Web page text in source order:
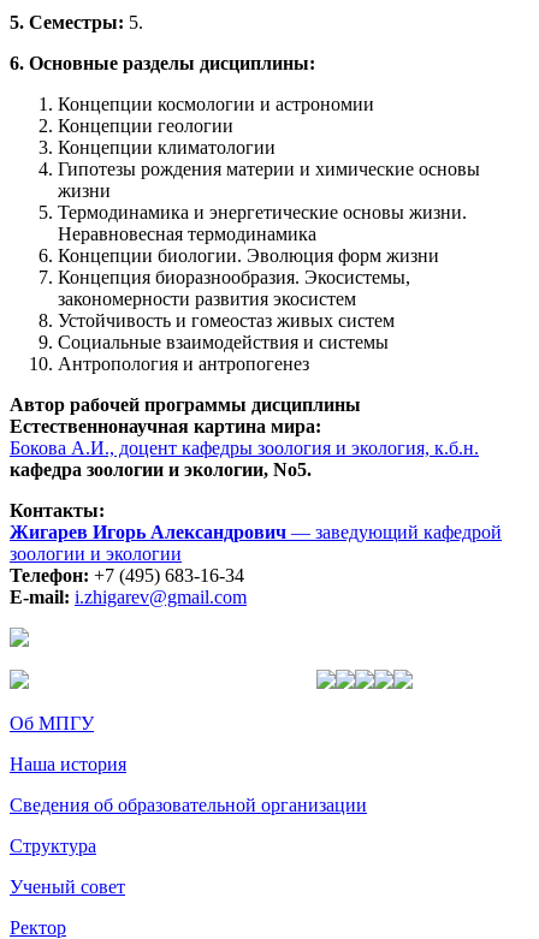
5. Семестры: 5.
6. Основные разделы дисциплины:
Концепции космологии и астрономии
Концепции геологии
Концепции климатологии
Гипотезы рождения материи и химические основы
жизни
Термодинамика и энергетические основы жизни.
Неравновесная термодинамика
Концепции биологии. Эволюция форм жизни
Концепция биоразнообразия. Экосистемы,
закономерности развития экосистем
Устойчивость и гомеостаз живых систем
Социальные взаимодействия и системы
Антропология и антропогенез
Автор рабочей программы дисциплины
Естественнонаучная картина мира:
Бокова А.И., доцент кафедры зоология и экология, к.б.н.
кафедра зоологии и экологии, No5.
Контакты:
Жигарев Игорь Александрович — заведующий кафедрой
зоологии и экологии
Телефон: +7 (495) 683-16-34
E-mail: i.zhigarev@gmail.com
Об МПГУ
Наша история
Сведения об образовательной организации
Структура
Ученый совет
Ректор